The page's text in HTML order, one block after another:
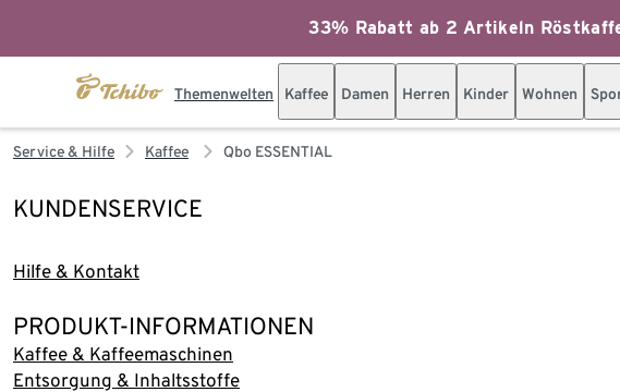
33% Rabatt ab 2 Artikeln
Themenwelten Kaffee Damen Herren Kinder Wohnen
Service & Hilfe Kaffee Qbo ESSENTIAL
KUNDENSERVICE
Hilfe & Kontakt
PRODUKT-INFORMATIONEN
Kaffee & Kaffeemaschinen
Entsorgung & Inhaltsstoffe